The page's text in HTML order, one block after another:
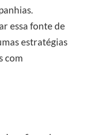
essa fonte de
estratégias
com